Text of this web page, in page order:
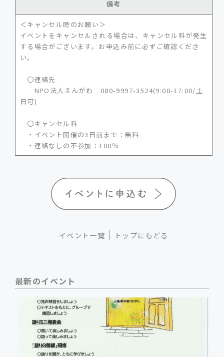
備考
＜キャンセル時のお願い＞
イベントをキャンセルされる場合は、キャンセル料が発生
する場合がございます。お申込み前に必ずご確認くださ
い。
〇連絡先
NPO法人えんがわ 080-9997-3524(9:00-17:00/土
日可)
〇キャンセル料
・イベント開催の3日前まで：無料
・連絡なしの不参加：100％
イベント一覧 トップにもどる
最新のイベント